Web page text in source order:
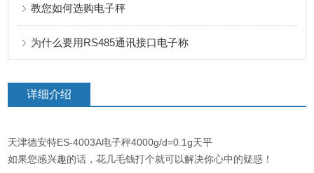
教您如何选购电子秤
为什么要用RS485通讯接口电子称
详细介绍
天津德安特ES-4003A电子秤4000g/d=0.1g天平
如果您感兴趣的话，花几毛钱打个就可以解决你心中的疑惑！